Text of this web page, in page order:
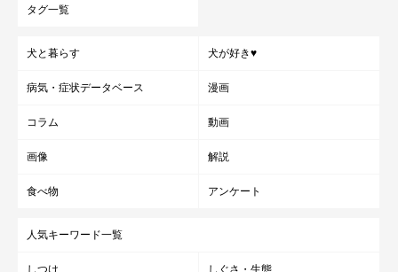
タグ一覧
犬と暮らす 犬が好き♥
病気・症状データベース 漫画
コラム 動画
画像 解説
食べ物 アンケート
人気キーワード一覧
しつけ しぐさ・生態